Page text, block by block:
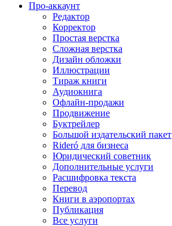
Про-аккаунт
Редактор
Корректор
Простая верстка
Сложная верстка
Дизайн обложки
Иллюстрации
Тираж книги
Аудиокнига
Офлайн-продажи
Продвижение
Буктрейлер
Большой издательский пакет
Rideró для бизнеса
Юридический советник
Дополнительные услуги
Расшифровка текста
Перевод
Книги в аэропортах
Публикация
Все услуги